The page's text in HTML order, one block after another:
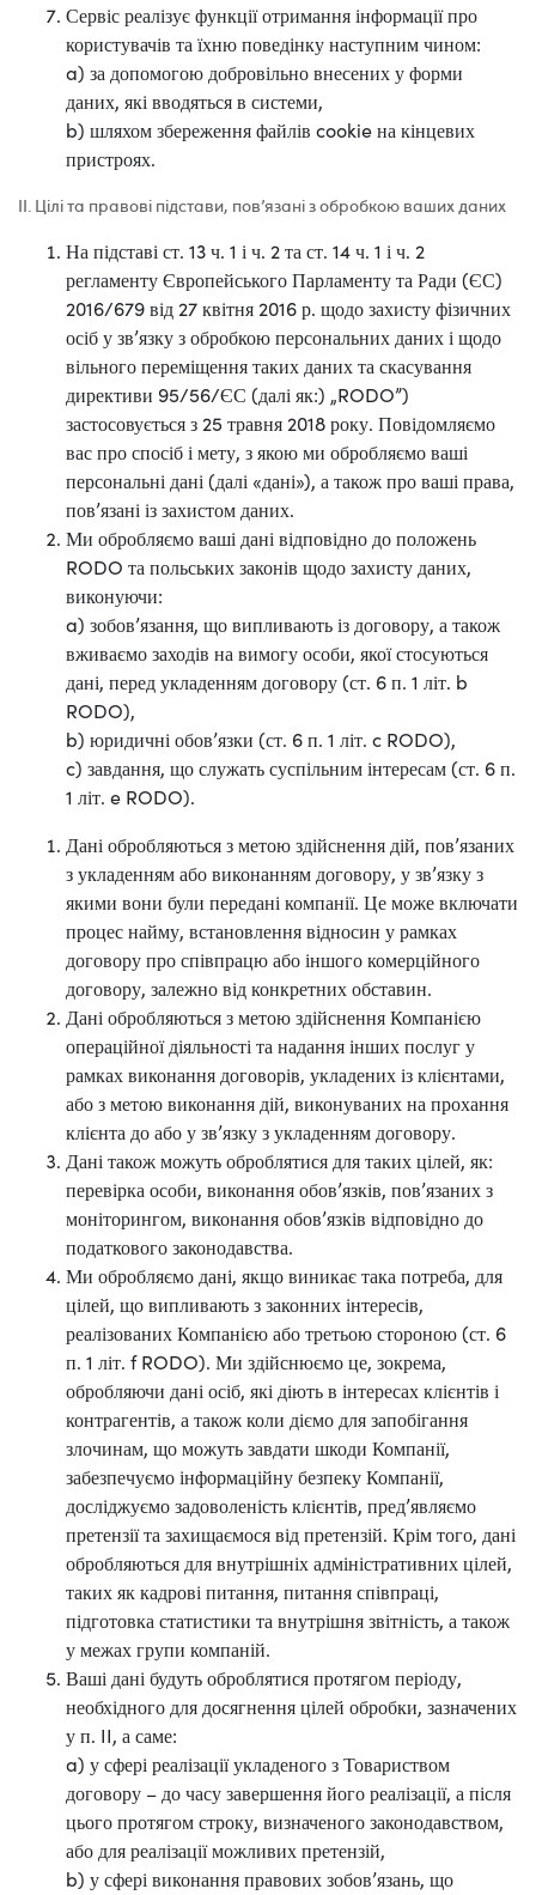
Сервіс реалізує функції отримання інформації про
користувачів та їхню поведінку наступним чином:
a) за допомогою добровільно внесених у форми
даних, які вводяться в системи,
b) шляхом збереження файлів cookie на кінцевих
пристроях.
ІІ. Цілі та правові підстави, пов’язані з обробкою ваших даних
На підставі ст. 13 ч. 1 і ч. 2 та ст. 14 ч. 1 і ч. 2
регламенту Європейського Парламенту та Ради (ЄС)
2016/679 від 27 квітня 2016 р. щодо захисту фізичних
осіб у зв’язку з обробкою персональних даних і щодо
вільного переміщення таких даних та скасування
директиви 95/56/ЄС (далі як:) „RODO”)
застосовується з 25 травня 2018 року. Повідомляємо
вас про спосіб і мету, з якою ми обробляємо ваші
персональні дані (далі «дані»), а також про ваші права,
пов’язані із захистом даних.
Ми обробляємо ваші дані відповідно до положень
RODO та польських законів щодо захисту даних,
виконуючи:
a) зобов’язання, що випливають із договору, а також
вживаємо заходів на вимогу особи, якої стосуються
дані, перед укладенням договору (ст. 6 п. 1 літ. b
RODO),
b) юридичні обов’язки (ст. 6 п. 1 літ. c RODO),
c) завдання, що служать суспільним інтересам (ст. 6 п.
1 літ. e RODO).
Дані обробляються з метою здійснення дій, пов’язаних
з укладенням або виконанням договору, у зв’язку з
якими вони були передані компанії. Це може включати
процес найму, встановлення відносин у рамках
договору про співпрацю або іншого комерційного
договору, залежно від конкретних обставин.
Дані обробляються з метою здійснення Компанією
операційної діяльності та надання інших послуг у
рамках виконання договорів, укладених із клієнтами,
або з метою виконання дій, виконуваних на прохання
клієнта до або у зв’язку з укладенням договору.
Дані також можуть оброблятися для таких цілей, як:
перевірка особи, виконання обов’язків, пов’язаних з
моніторингом, виконання обов’язків відповідно до
податкового законодавства.
Ми обробляємо дані, якщо виникає така потреба, для
цілей, що випливають з законних інтересів,
реалізованих Компанією або третьою стороною (ст. 6
п. 1 літ. f RODO). Ми здійснюємо це, зокрема,
обробляючи дані осіб, які діють в інтересах клієнтів і
контрагентів, а також коли діємо для запобігання
злочинам, що можуть завдати шкоди Компанії,
забезпечуємо інформаційну безпеку Компанії,
досліджуємо задоволеність клієнтів, пред’являємо
претензії та захищаємося від претензій. Крім того, дані
обробляються для внутрішніх адміністративних цілей,
таких як кадрові питання, питання співпраці,
підготовка статистики та внутрішня звітність, а також
у межах групи компаній.
Ваші дані будуть оброблятися протягом періоду,
необхідного для досягнення цілей обробки, зазначених
у п. II, а саме:
a) у сфері реалізації укладеного з Товариством
договору – до часу завершення його реалізації, а після
цього протягом строку, визначеного законодавством,
або для реалізації можливих претензій,
b) у сфері виконання правових зобов’язань, що